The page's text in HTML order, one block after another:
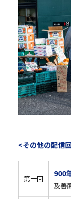
<その他の配信
第一回
900
及善